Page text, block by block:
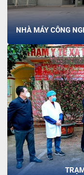
NHÀ MÁY CÔNG